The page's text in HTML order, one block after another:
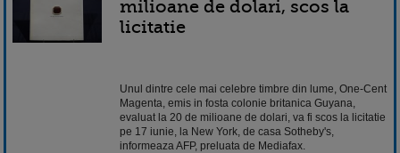
milioane de dolari, scos la
licitatie
Unul dintre cele mai celebre timbre din lume, One-Cent
Magenta, emis in fosta colonie britanica Guyana,
evaluat la 20 de milioane de dolari, va fi scos la licitatie
pe 17 iunie, la New York, de casa Sotheby's,
informeaza AFP, preluata de Mediafax.